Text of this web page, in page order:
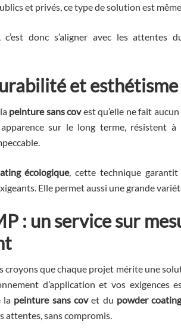
et privés, ce type de solution est
c’est donc s’aligner avec les
et
peinture sans covest qu’elle ne fait
sur le long terme, résistent
écologique, cette technique garantit
Elle permet aussi une grande
: un service sur
croyons que chaque projet mérite une
d’application et vos exigences
la peinture sans covet du powder
attentes, sans compromis.